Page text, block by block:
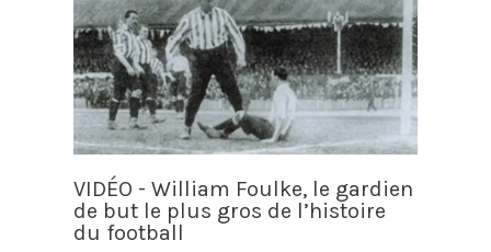
VIDÉO - William Foulke, le gardien
de but le plus gros de l’histoire
du football